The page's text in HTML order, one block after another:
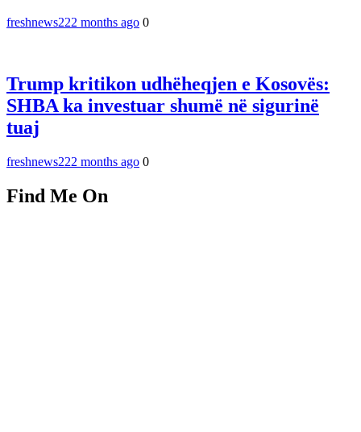
freshnews222 months ago 0
Trump kritikon udhëheqjen e Kosovës:
SHBA ka investuar shumë në sigurinë
tuaj
freshnews222 months ago 0
Find Me On